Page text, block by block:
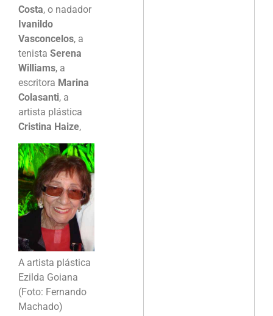
Costa, o nadador
Ivanildo
Vasconcelos, a
tenista Serena
Williams, a
escritora Marina
Colasanti, a
artista plástica
Cristina Haize,
A artista plástica
Ezilda Goiana
(Foto: Fernando
Machado)